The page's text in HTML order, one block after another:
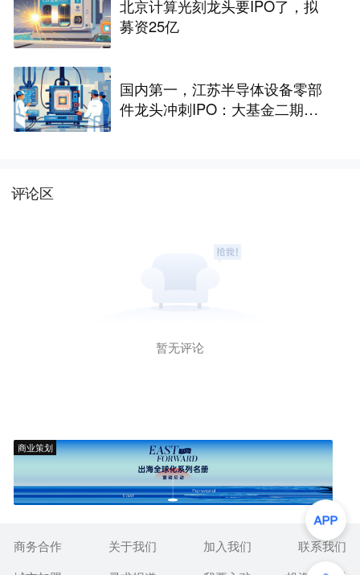
北京计算光刻龙头要IPO了，拟
募资25亿
国内第一，江苏半导体设备零部
件龙头冲刺IPO：大基金二期持
评论区
暂无评论
商业策划
商务合作 关于我们 加入我们
联系我们